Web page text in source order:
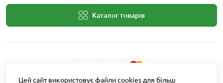
Каталог товарів
Цей сайт використовує файли cookies для більш